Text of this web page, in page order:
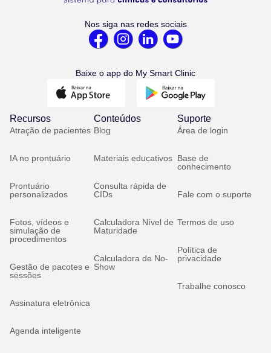
Nos siga nas redes sociais
Baixe o app do My Smart Clinic
Recursos
Atração de pacientes
IA no prontuário
Prontuário
personalizados
Fotos, vídeos e
simulação de
procedimentos
Gestão de pacotes e
sessões
Assinatura eletrônica
Agenda inteligente
Conteúdos
Blog
Materiais educativos
Consulta rápida de
CIDs
Calculadora Nível de
Maturidade
Calculadora de No-
Show
Suporte
Área de login
Base de
conhecimento
Fale com o suporte
Termos de uso
Política de
privacidade
Trabalhe conosco